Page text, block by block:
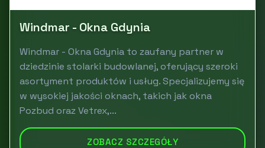
Windmar - Okna Gdynia
Windmar - Okna Gdynia to zaufany partner w
dziedzinie stolarki budowlanej, oferujący szeroki
asortyment produktów i usług. Specjalizujemy się
w wysokiej jakości oknach, takich jak okna
Pozbud oraz Vetrex,...
ZOBACZ SZCZEGÓŁY